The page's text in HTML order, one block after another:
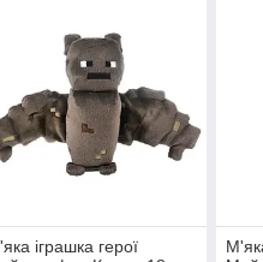
іграшка герої